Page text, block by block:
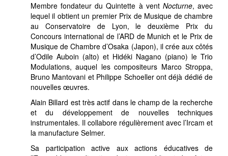
Membre fondateur du Quintette à vent Nocturne, avec
lequel il obtient un premier Prix de Musique de chambre
au Conservatoire de Lyon, le deuxième Prix du
Concours international de l’ARD de Munich et le Prix de
Musique de Chambre d’Osaka (Japon), il crée aux côtés
d’Odile Auboin (alto) et Hidéki Nagano (piano) le Trio
Modulations, auquel les compositeurs Marco Stroppa,
Bruno Mantovani et Philippe Schoeller ont déjà dédié de
nouvelles œuvres.
Alain Billard est très actif dans le champ de la recherche
et du développement de nouvelles techniques
instrumentales. Il collabore régulièrement avec l’Ircam et
la manufacture Selmer.
Sa participation active aux actions éducatives de